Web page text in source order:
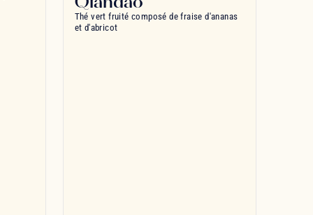
Thé vert fruité composé de fraise d'ananas
et d'abricot